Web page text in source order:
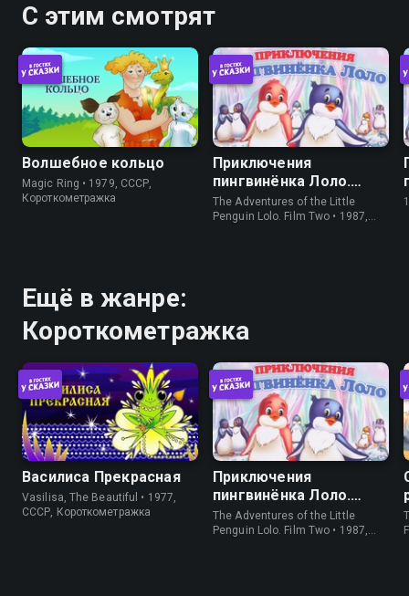
С этим смотрят
Волшебное кольцо
Magic Ring • 1979, СССР,
Короткометражка
Приключения
пингвинёнка Лоло.
Фильм второй
The Adventures of the Little
Penguin Lolo. Film Two • 1987,
Ещё в жанре:
Короткометражка
Василиса Прекрасная
Vasilisa, The Beautiful • 1977,
СССР, Короткометражка
Приключения
пингвинёнка Лоло.
Фильм второй
The Adventures of the Little
Penguin Lolo. Film Two • 1987,